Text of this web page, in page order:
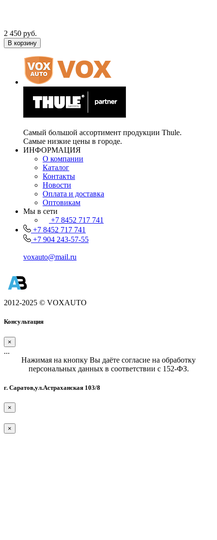
2 450 руб.
В корзину
Самый большой ассортимент продукции Thule.
Самые низкие цены в городе.
ИНФОРМАЦИЯ
О компании
Каталог
Контакты
Новости
Оплата и доставка
Оптовикам
Мы в сети
+7 8452 717 741
+7 8452 717 741
+7 904 243-57-55
voxauto@mail.ru
2012-2025 © VOXAUTO
Консультация
×
...
Нажимая на кнопку Вы даёте согласие на обработку
персональных данных в соответствии с 152-ФЗ.
г. Саратов,ул.Астраханская 103/8
×
×